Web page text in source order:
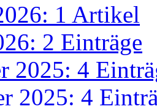
1 Artikel
2 Einträge
2025: 4
2025: 4